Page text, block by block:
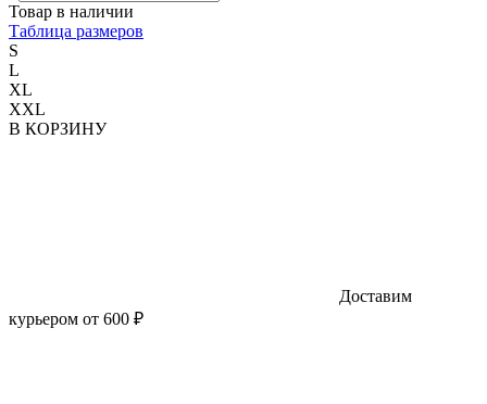
Товар в наличии
Таблица размеров
S
L
XL
XXL
В КОРЗИНУ
Доставим
курьером от 600 ₽